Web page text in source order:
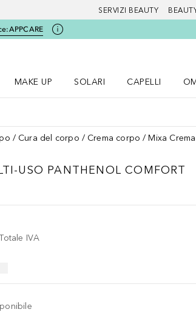
SERVIZI BEAUTY
APPCARE
MAKE UP
SOLARI
CAPELLI
Cura del corpo Crema corpo Mixa
USO PANTHENOL COMFORT
IVA